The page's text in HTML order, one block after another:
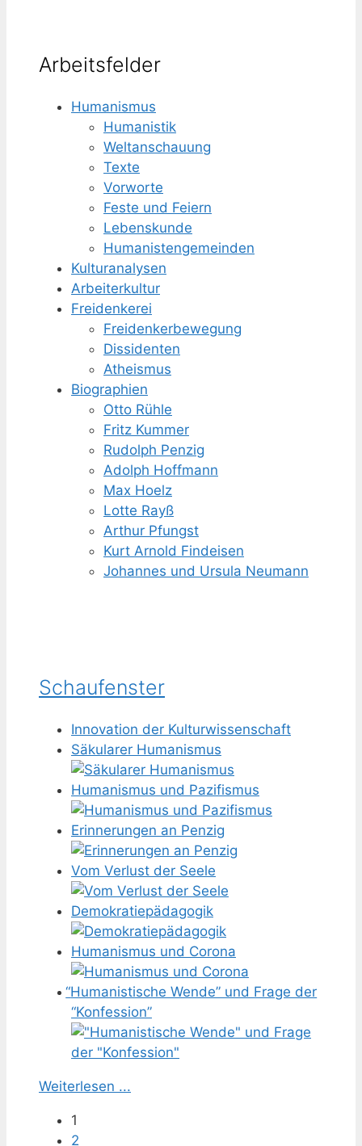
Arbeitsfelder
Humanismus
Humanistik
Weltanschauung
Texte
Vorworte
Feste und Feiern
Lebenskunde
Humanisten­gemeinden
Kulturanalysen
Arbeiterkultur
Freidenkerei
Freidenker­bewegung
Dissidenten
Atheismus
Biographien
Otto Rühle
Fritz Kummer
Rudolph Penzig
Adolph Hoffmann
Max Hoelz
Lotte Rayß
Arthur Pfungst
Kurt Arnold Findeisen
Johannes und Ursula Neumann
Schaufenster
Innovation der Kulturwissenschaft
Säkularer Humanismus
Humanismus und Pazifismus
Erinnerungen an Penzig
Vom Verlust der Seele
Demokratiepädagogik
Humanismus und Corona
“Humanistische Wende” und Frage der
“Konfession”
Weiterlesen ...
1
2